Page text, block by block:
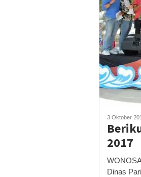
3 Oktober
2017
Dinas